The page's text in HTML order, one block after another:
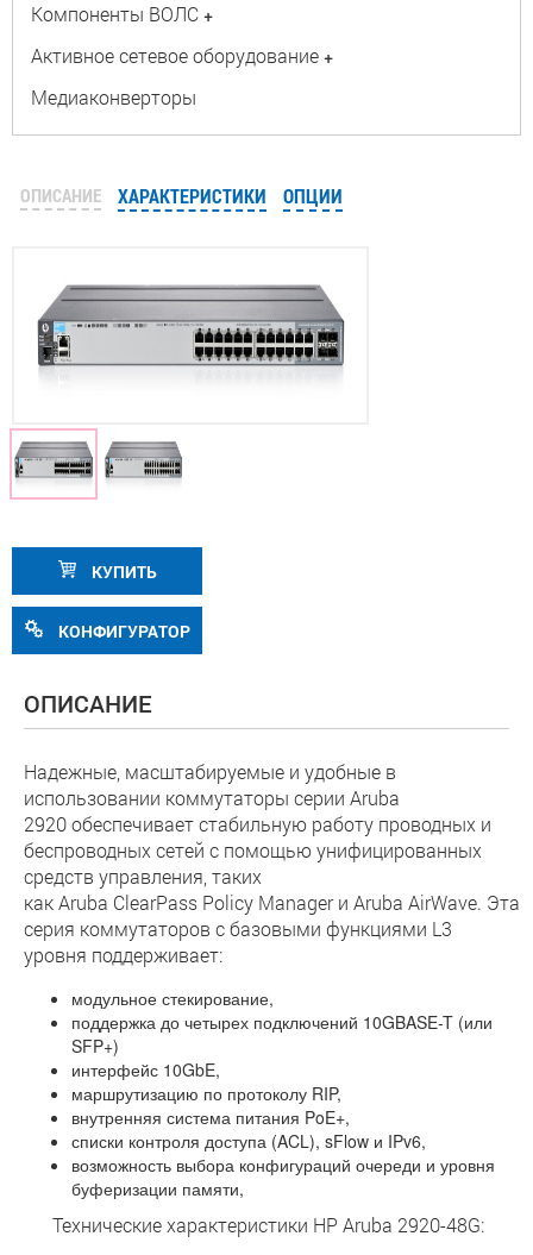
Компоненты ВОЛС +
Активное сетевое оборудование +
Медиаконверторы
ОПИСАНИЕ ХАРАКТЕРИСТИКИ ОПЦИИ
КУПИТЬ
КОНФИГУРАТОР
ОПИСАНИЕ
Надежные, масштабируемые и удобные в
использовании коммутаторы серии Aruba
2920 обеспечивает стабильную работу проводных и
беспроводных сетей с помощью унифицированных
средств управления, таких
как Aruba ClearPass Policy Manager и Aruba AirWave. Эта
серия коммутаторов с базовыми функциями L3
уровня поддерживает:
модульное стекирование,
поддержка до четырех подключений 10GBASE-T (или
SFP+)
интерфейс 10GbE,
маршрутизацию по протоколу RIP,
внутренняя система питания PoE+,
списки контроля доступа (ACL), sFlow и IPv6,
возможность выбора конфигураций очереди и уровня
буферизации памяти,
Технические характеристики HP Aruba 2920-48G: